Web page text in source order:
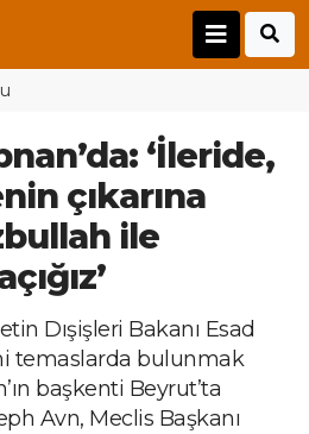
‘İleride,
çıkarına
ile
Dışişleri Bakanı Esad
temaslarda bulunmak
başkenti Beyrut’ta
Avn, Meclis Başkanı